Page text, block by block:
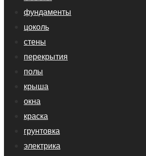
фундаменты
цоколь
стены
перекрытия
полы
крыша
окна
краска
грунтовка
электрика